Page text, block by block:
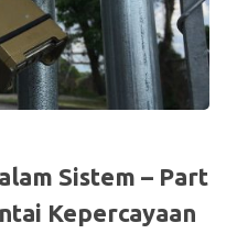
Sistem – Part
Kepercayaan